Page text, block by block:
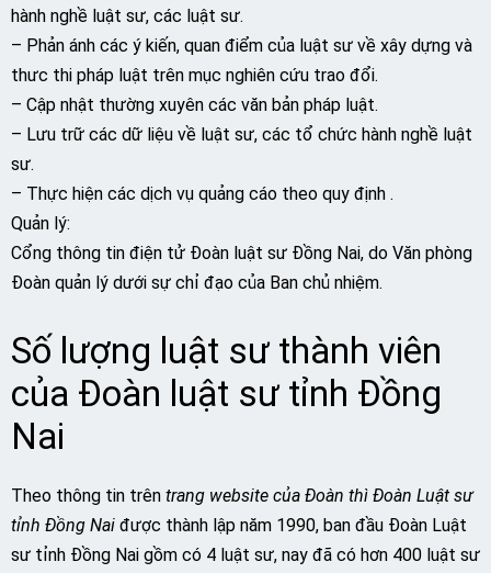
hành nghề luật sư, các luật sư.
– Phản ánh các ý kiến, quan điểm của luật sư về xây dựng và
thưc thi pháp luật trên mục nghiên cứu trao đổi.
– Cập nhật thường xuyên các văn bản pháp luật.
– Lưu trữ các dữ liệu về luật sư, các tổ chức hành nghề luật
sư.
– Thực hiện các dịch vụ quảng cáo theo quy định .
Quản lý:
Cổng thông tin điện tử Đoàn luật sư Đồng Nai, do Văn phòng
Đoàn quản lý dưới sự chỉ đạo của Ban chủ nhiệm.
Số lượng luật sư thành viên
của Đoàn luật sư tỉnh Đồng
Nai
Theo thông tin trên trang website của Đoàn thì Đoàn Luật sư
tỉnh Đồng Nai được thành lập năm 1990, ban đầu Đoàn Luật
sư tỉnh Đồng Nai gồm có 4 luật sư, nay đã có hơn 400 luật sư